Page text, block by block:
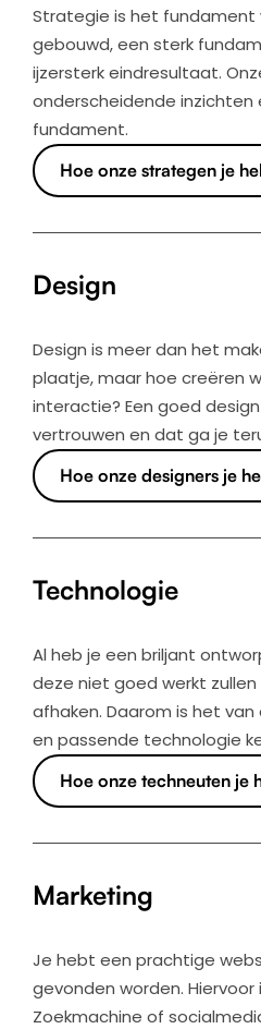
Strategie is het fundament
gebouwd, een sterk
ijzersterk eindresultaat.
onderscheidende inzichten
fundament.
Hoe onze strategen je
Design
Design is meer dan het
plaatje, maar hoe creëren
interactie? Een goed
vertrouwen en dat ga je
Hoe onze designers je
Technologie
Al heb je een briljant
deze niet goed werkt zullen
afhaken. Daarom is het
en passende technologie
Hoe onze techneuten je
Marketing
Je hebt een prachtige
gevonden worden.
Zoekmachine of